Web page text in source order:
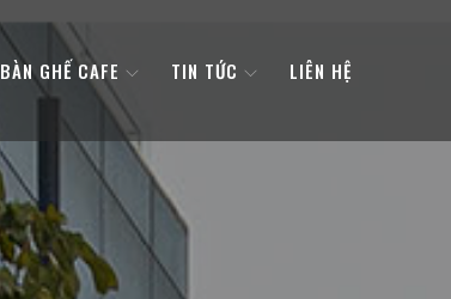
BÀN GHẾ CAFE TIN TỨC LIÊN HỆ